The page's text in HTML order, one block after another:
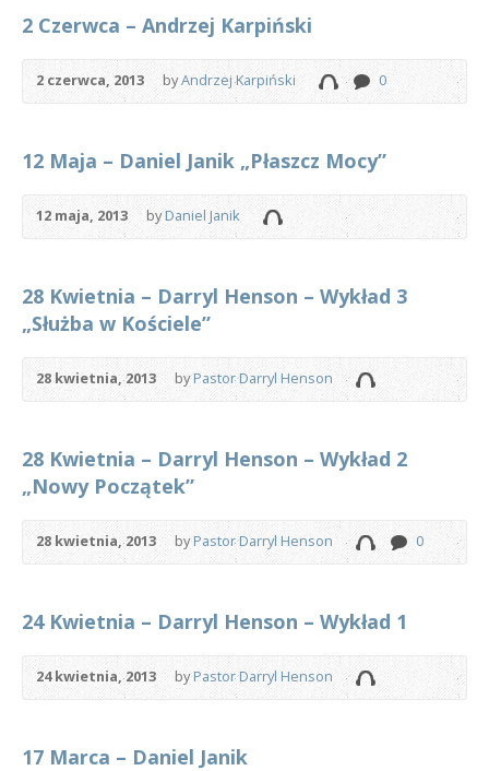
2 Czerwca – Andrzej Karpiński
2 czerwca, 2013 byAndrzej Karpiński 0
12 Maja – Daniel Janik „Płaszcz Mocy”
12 maja, 2013 byDaniel Janik
28 Kwietnia – Darryl Henson – Wykład 3
„Służba w Kościele”
28 kwietnia, 2013 byPastor Darryl Henson
28 Kwietnia – Darryl Henson – Wykład 2
„Nowy Początek”
28 kwietnia, 2013 byPastor Darryl Henson 0
24 Kwietnia – Darryl Henson – Wykład 1
24 kwietnia, 2013 byPastor Darryl Henson
17 Marca – Daniel Janik